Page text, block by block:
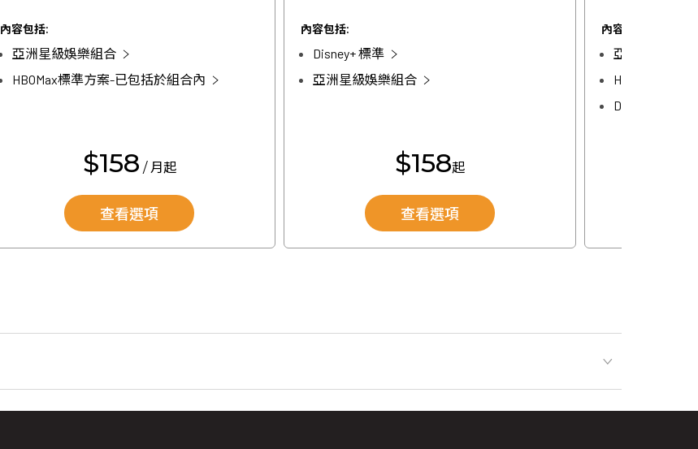
內容包括:
亞洲星級娛樂組合
HBOMax標準方案-已包括於組合內
$158 / 月起
查看選項
內容包括:
Disney+ 標準
亞洲星級娛樂組合
$158起
查看選項
內容包括:
亞洲星級娛樂
HBOMax標準
Disney+ 標準